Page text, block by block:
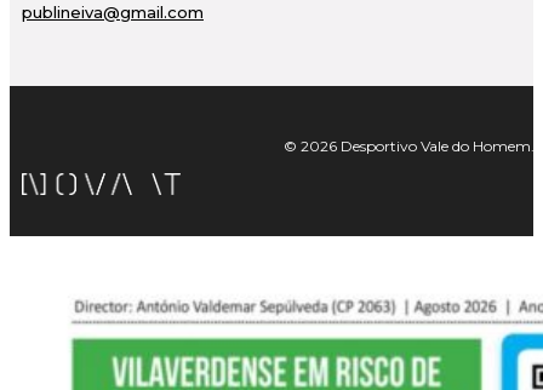
publineiva@gmail.com
© 2026 Desportivo Vale do Homem.